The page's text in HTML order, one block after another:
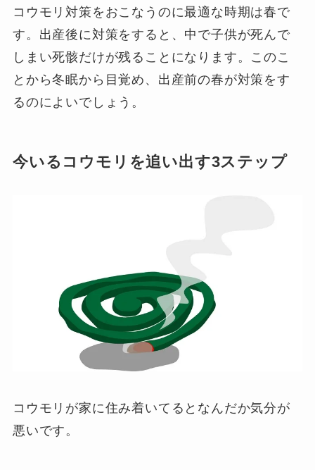
コウモリ対策をおこなうのに最適な時期は春で
す。出産後に対策をすると、中で子供が死んで
しまい死骸だけが残ることになります。このこ
とから冬眠から目覚め、出産前の春が対策をす
るのによいでしょう。
今いるコウモリを追い出す3ステップ
コウモリが家に住み着いてるとなんだか気分が
悪いです。